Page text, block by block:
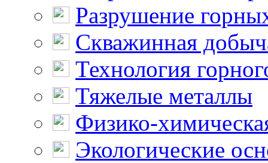
Разрушение
Скважинная
Технология
Тяжелые металлы
Физико-
Экологические